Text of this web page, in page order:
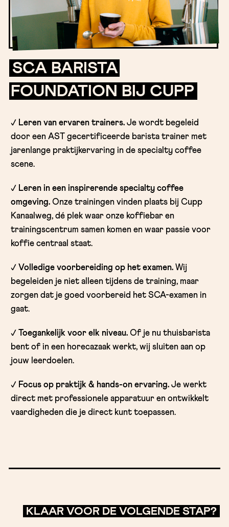
SCA BARISTA
FOUNDATION BIJ CUPP
✓ Leren van ervaren trainers.Je wordt begeleid
door een AST gecertificeerde barista trainer met
jarenlange praktijkervaring in de specialty coffee
scene.
✓ Leren in een inspirerende specialty coffee
omgeving. Onze trainingen vinden plaats bij Cupp
Kanaalweg, dé plek waar onze koffiebar en
trainingscentrum samen komen en waar passie voor
koffie centraal staat.
✓ Volledige voorbereiding op het examen.Wij
begeleiden je niet alleen tijdens de training, maar
zorgen dat je goed voorbereid het SCA-examen in
gaat.
✓ Toegankelijk voor elk niveau. Of je nu thuisbarista
bent of in een horecazaak werkt, wij sluiten aan op
jouw leerdoelen.
✓ Focus op praktijk & hands-on ervaring.Je werkt
direct met professionele apparatuur en ontwikkelt
vaardigheden die je direct kunt toepassen.
KLAAR VOOR DE VOLGENDE STAP?